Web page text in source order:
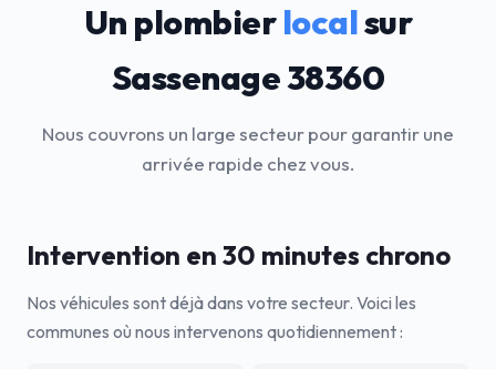
Un plombierlocalsur
Sassenage 38360
Nous couvrons un large secteur pour garantir une
arrivée rapide chez vous.
Intervention en 30 minutes chrono
Nos véhicules sont déjà dans votre secteur. Voici les
communes où nous intervenons quotidiennement :